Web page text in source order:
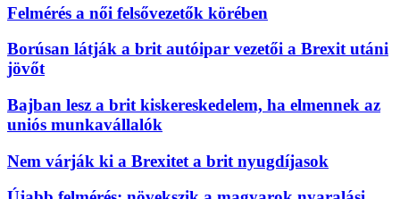
Felmérés a női felsővezetők körében
Borúsan látják a brit autóipar vezetői a Brexit utáni
jövőt
Bajban lesz a brit kiskereskedelem, ha elmennek az
uniós munkavállalók
Nem várják ki a Brexitet a brit nyugdíjasok